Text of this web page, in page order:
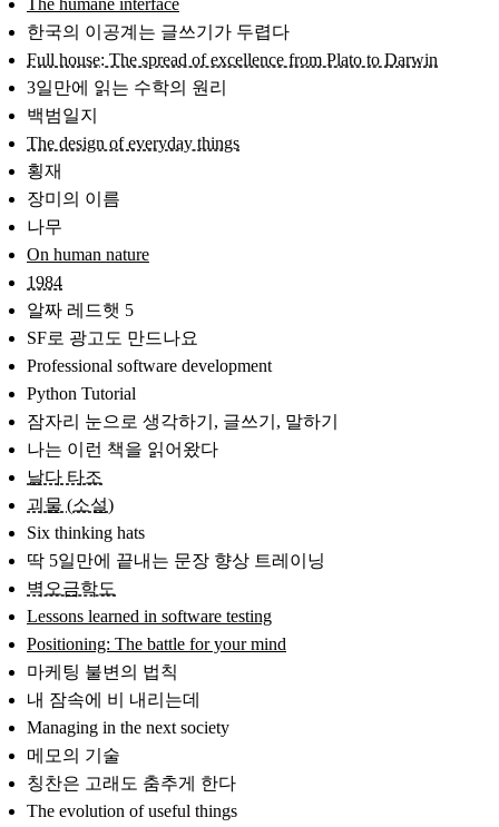
The humane interface
한국의 이공계는 글쓰기가 두렵다
Full house: The spread of excellence from Plato to Darwin
3일만에 읽는 수학의 원리
백범일지
The design of everyday things
횡재
장미의 이름
나무
On human nature
1984
알짜 레드햇 5
SF로 광고도 만드나요
Professional software development
Python Tutorial
잠자리 눈으로 생각하기, 글쓰기, 말하기
나는 이런 책을 읽어왔다
날다 타조
괴물 (소설)
Six thinking hats
딱 5일만에 끝내는 문장 향상 트레이닝
벽오금학도
Lessons learned in software testing
Positioning: The battle for your mind
마케팅 불변의 법칙
내 잠속에 비 내리는데
Managing in the next society
메모의 기술
칭찬은 고래도 춤추게 한다
The evolution of useful things